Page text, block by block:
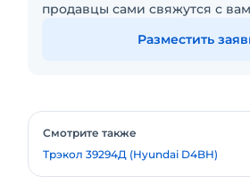
продавцы сами свяжутся с
Разместить
Смотрите также
Трэкол 39294Д (Hyundai D4BH)